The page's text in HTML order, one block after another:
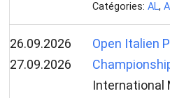
Catégories: AL,
26.09.2026
27.09.2026
Open Italien
International